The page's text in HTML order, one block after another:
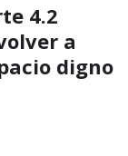
4.2
a
digno